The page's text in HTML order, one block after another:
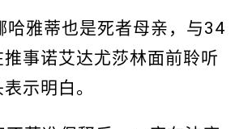
哈雅蒂也是死者母亲，与34
事诺艾达尤莎林面前聆听
示明白。